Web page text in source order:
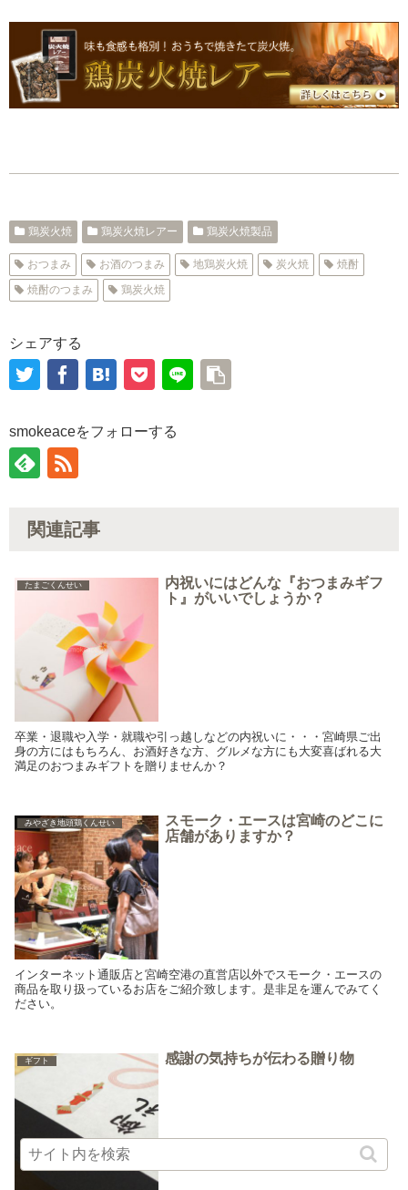
鶏炭火焼 鶏炭火焼レアー 鶏炭火焼製品
おつまみ お酒のつまみ 地鶏炭火焼 炭火焼
焼酎
焼酎のつまみ
鶏炭火焼
シェアする
smokeaceをフォローする
関連記事
たまごくんせい
内祝いにはどんな『おつまみギフ
ト』がいいでしょうか？
卒業・退職や入学・就職や引っ越しなどの内祝いに・・・宮崎県ご出
身の方にはもちろん、お酒好きな方、グルメな方にも大変喜ばれる大
満足のおつまみギフトを贈りませんか？
みやざき地頭鶏くんせい
スモーク・エースは宮崎のどこに
店舗がありますか？
インターネット通販店と宮崎空港の直営店以外でスモーク・エースの
商品を取り扱っているお店をご紹介致します。是非足を運んでみてく
ださい。
ギフト 感謝の気持ちが伝わる贈り物